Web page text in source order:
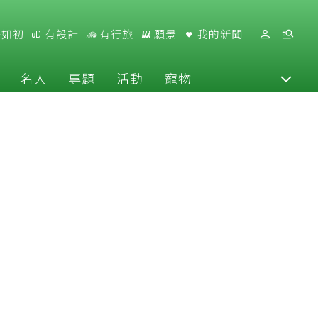
初 有設計 有行旅 願景 我的新聞
名人 專題 活動 寵物